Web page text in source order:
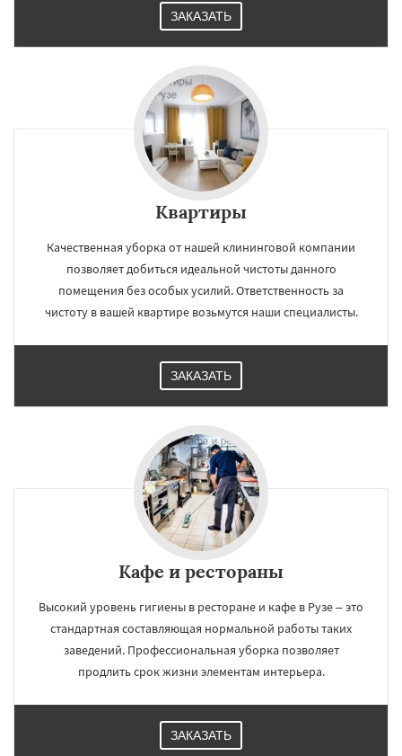
ЗАКАЗАТЬ
Квартиры
Качественная уборка от нашей клининговой компании
позволяет добиться идеальной чистоты данного
помещения без особых усилий. Ответственность за
чистоту в вашей квартире возьмутся наши специалисты.
ЗАКАЗАТЬ
Кафе и рестораны
Высокий уровень гигиены в ресторане и кафе в Рузе – это
стандартная составляющая нормальной работы таких
заведений. Профессиональная уборка позволяет
продлить срок жизни элементам интерьера.
ЗАКАЗАТЬ